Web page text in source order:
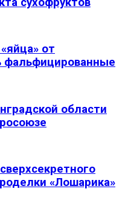
от
фальфицированные
области
«Лошарика»